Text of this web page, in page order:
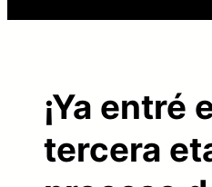
¡Ya entré
tercera